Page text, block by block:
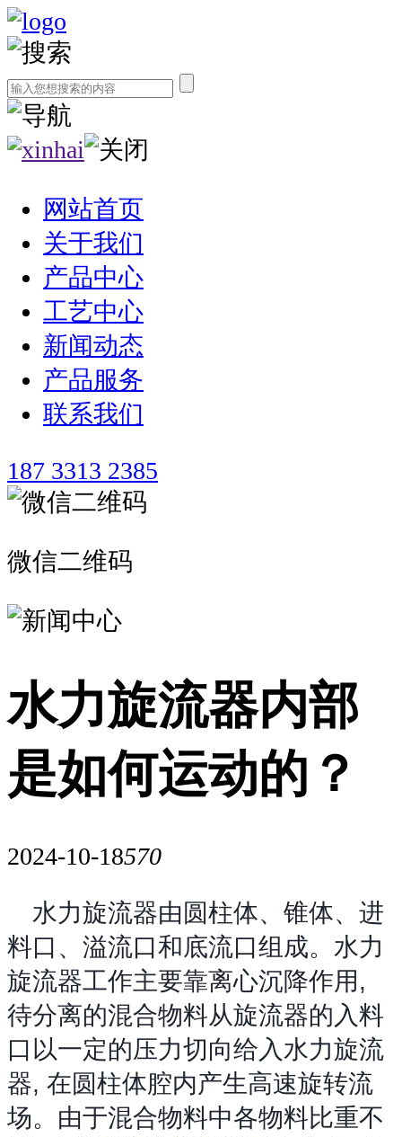
网站首页
关于我们
产品中心
工艺中心
新闻动态
产品服务
联系我们
187 3313 2385
微信二维码
水力旋流器内部
是如何运动的？
2024-10-18570
水力旋流器由圆柱体、锥体、进
料口、溢流口和底流口组成。水力
旋流器工作主要靠离心沉降作用,
待分离的混合物料从旋流器的入料
口以一定的压力切向给入水力旋流
器, 在圆柱体腔内产生高速旋转流
场。由于混合物料中各物料比重不